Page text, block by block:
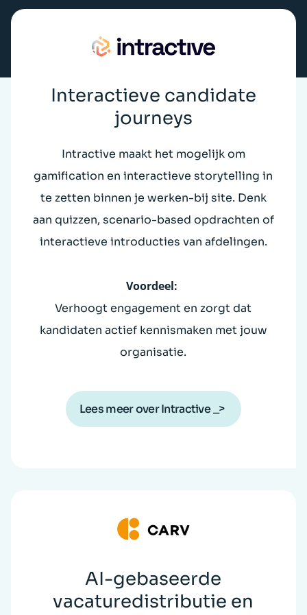
Interactieve candidate
journeys
Intractive maakt het mogelijk om
gamification en interactieve storytelling in
te zetten binnen je werken-bij site. Denk
aan quizzen, scenario-based opdrachten of
interactieve introducties van afdelingen.
Voordeel:
Verhoogt engagement en zorgt dat
kandidaten actief kennismaken met jouw
organisatie.
Lees meer over Intractive
AI-gebaseerde
vacaturedistributie en